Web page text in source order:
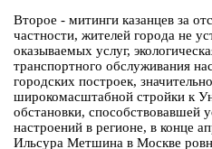
Второе - митинги казанцев за
частности, жителей города не
оказываемых услуг,
транспортного обслуживания
городских построек,
широкомасштабной стройки к
обстановки, способствовавшей
настроений в регионе, в конце
Ильсура Метшина в Москве